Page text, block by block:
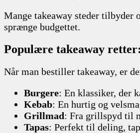
Mange takeaway steder tilbyder
sprænge budgettet.
Populære takeaway
Når man bestiller takeaway, er
Burgere: En klassiker, der
Kebab: En hurtig og
Grillmad: Fra grillspyd til
Tapas: Perfekt til deling,